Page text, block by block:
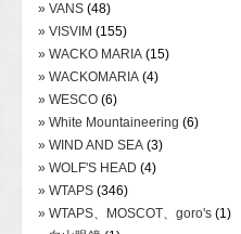
» VANS (48)
» VISVIM (155)
» WACKO MARIA (15)
» WACKOMARIA (4)
» WESCO (6)
» White Mountaineering (6)
» WIND AND SEA (3)
» WOLF'S HEAD (4)
» WTAPS (346)
» WTAPS、MOSCOT、goro's (1)